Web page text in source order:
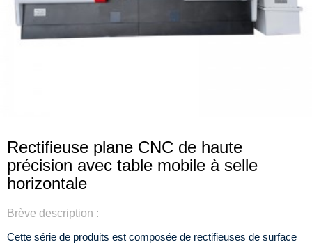
Rectifieuse plane CNC de haute
précision avec table mobile à selle
horizontale
Brève description :
Cette série de produits est composée de rectifieuses de surface